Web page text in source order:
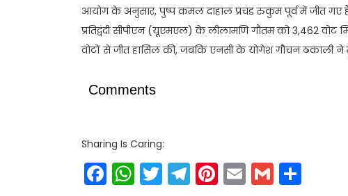
आयोग के अनुसार, पुष्प कमल दाहाल प्रचंड रुकुम पूर्व में जीत
प्रतिद्वंदी सीपीएन (यूएमएल) के लीलामणि गौतम को 3,462 वोट
वोटों से जीत हासिल की, जबकि एनसी के योगेश गौचन ठकाली ने
Comments
Sharing Is Caring:
Facebook
WhatsApp
Twitter
Telegram
Pinterest
EmailGmail